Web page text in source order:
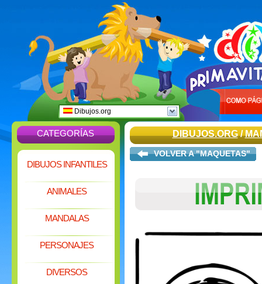
Dibujos.org
CATEGORÍAS
DIBUJOS INFANTILES
ANIMALES
MANDALAS
PERSONAJES
DIVERSOS
DIBUJOS.ORG/
VOLVER A "MAQUETAS"